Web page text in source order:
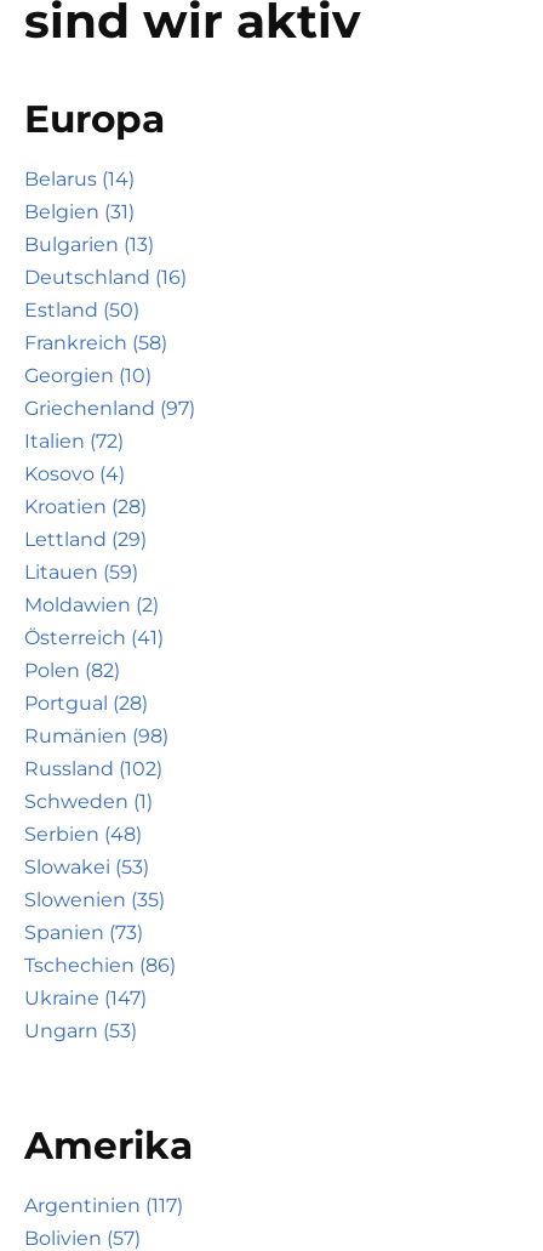
sind wir aktiv
Europa
Belarus (14)
Belgien (31)
Bulgarien (13)
Deutschland (16)
Estland (50)
Frankreich (58)
Georgien (10)
Griechenland (97)
Italien (72)
Kosovo (4)
Kroatien (28)
Lettland (29)
Litauen (59)
Moldawien (2)
Österreich (41)
Polen (82)
Portgual (28)
Rumänien (98)
Russland (102)
Schweden (1)
Serbien (48)
Slowakei (53)
Slowenien (35)
Spanien (73)
Tschechien (86)
Ukraine (147)
Ungarn (53)
Amerika
Argentinien (117)
Bolivien (57)